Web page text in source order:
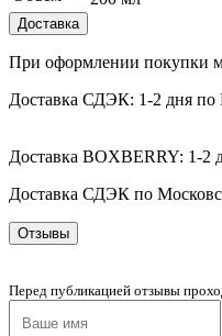
Доставка
При оформлении покупки
Доставка СДЭК: 1-2 дня по
Доставка BOXBERRY: 1-2
Доставка СДЭК по
Отзывы
Перед публикацией отзывы